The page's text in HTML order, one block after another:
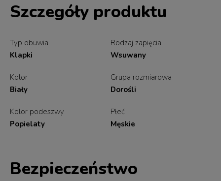
Szczegóły produktu
Typ obuwia
Klapki
Rodzaj zapięcia
Wsuwany
Kolor
Biały
Grupa rozmiarowa
Dorośli
Kolor podeszwy
Popielaty
Płeć
Męskie
Bezpieczeństwo